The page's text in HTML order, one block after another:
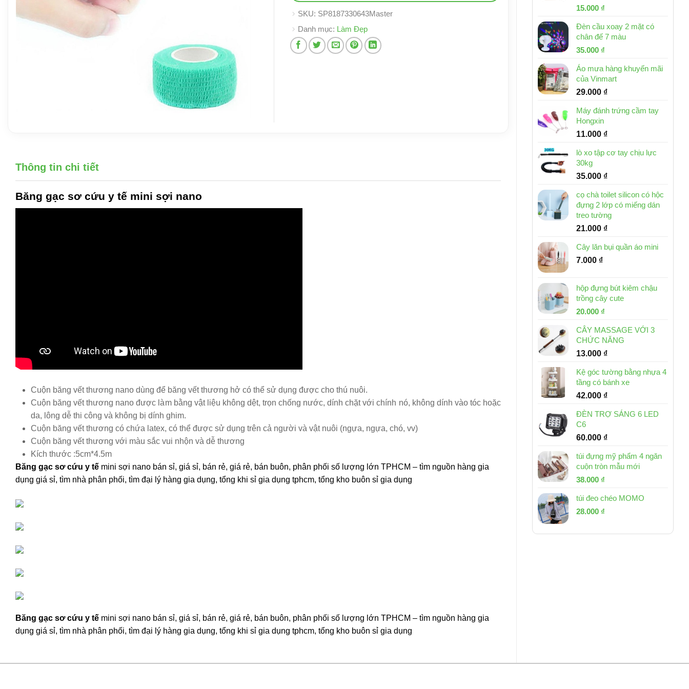
Giá
là:
32.000 ₫.
15.000 ₫
tại
là:
Đèn cầu xoay 2 mặt có
chân đế 7 màu
Giá
là:
46.000 ₫.
35.000 ₫
tại
là:
35.000 ₫.
Áo mưa hàng khuyến mãi
của Vinmart
29.000 ₫
Máy đánh trứng cầm tay
Hongxin
11.000 ₫
lò xo tập cơ tay chịu lực
30kg
35.000 ₫
cọ chà toilet silicon có hộc
đựng 2 lớp có miếng dán
treo tường
21.000 ₫
Cây lăn bụi quần áo mini
7.000 ₫
hộp đựng bút kiêm chậu
trồng cây cute
Giá
là:
30.000 ₫.
20.000 ₫
tại
là:
20.000 ₫.
CÂY MASSAGE VỚI 3
CHỨC NĂNG
13.000 ₫
Kệ góc tường bằng nhựa 4
tầng có bánh xe
42.000 ₫
ĐÈN TRỢ SÁNG 6 LED
C6
60.000 ₫
túi đựng mỹ phẩm 4 ngăn
cuộn tròn mẫu mới
Giá
là:
53.000 ₫.
38.000 ₫
tại
túi đeo chéo MOMO
Giá
là:
28.000 ₫
tại
SKU: SP8187330643Master
Danh mục: Làm Đẹp
Thông tin chi tiết
Băng gạc sơ cứu y tế mini sợi nano
Cuộn băng vết thương nano dùng để băng vết thương hở có thể sử dụng được cho thú nuôi.
Cuộn băng vết thương nano được làm bằng vật liệu không dệt, trọn chống nước, dính chặt với chính nó, không dính vào tóc hoặc
da, lông dễ thi công và không bị dính ghim.
Cuộn băng vết thương có chứa latex, có thể được sử dụng trên cả người và vật nuôi (ngựa, ngựa, chó, vv)
Cuộn băng vết thương với màu sắc vui nhộn và dễ thương
Kích thước :5cm*4.5m
Băng gạc sơ cứu y tế mini sợi nano bán sỉ, giá sỉ, bán rẻ, giá rẻ, bán buôn, phân phối số lượng lớn TPHCM – tìm nguồn hàng gia
dụng giá sỉ, tìm nhà phân phối, tìm đại lý hàng gia dụng, tổng khi sỉ gia dụng tphcm, tổng kho buôn sỉ gia dụng
Băng gạc sơ cứu y tế mini sợi nano bán sỉ, giá sỉ, bán rẻ, giá rẻ, bán buôn, phân phối số lượng lớn TPHCM – tìm nguồn hàng gia
dụng giá sỉ, tìm nhà phân phối, tìm đại lý hàng gia dụng, tổng khi sỉ gia dụng tphcm, tổng kho buôn sỉ gia dụng